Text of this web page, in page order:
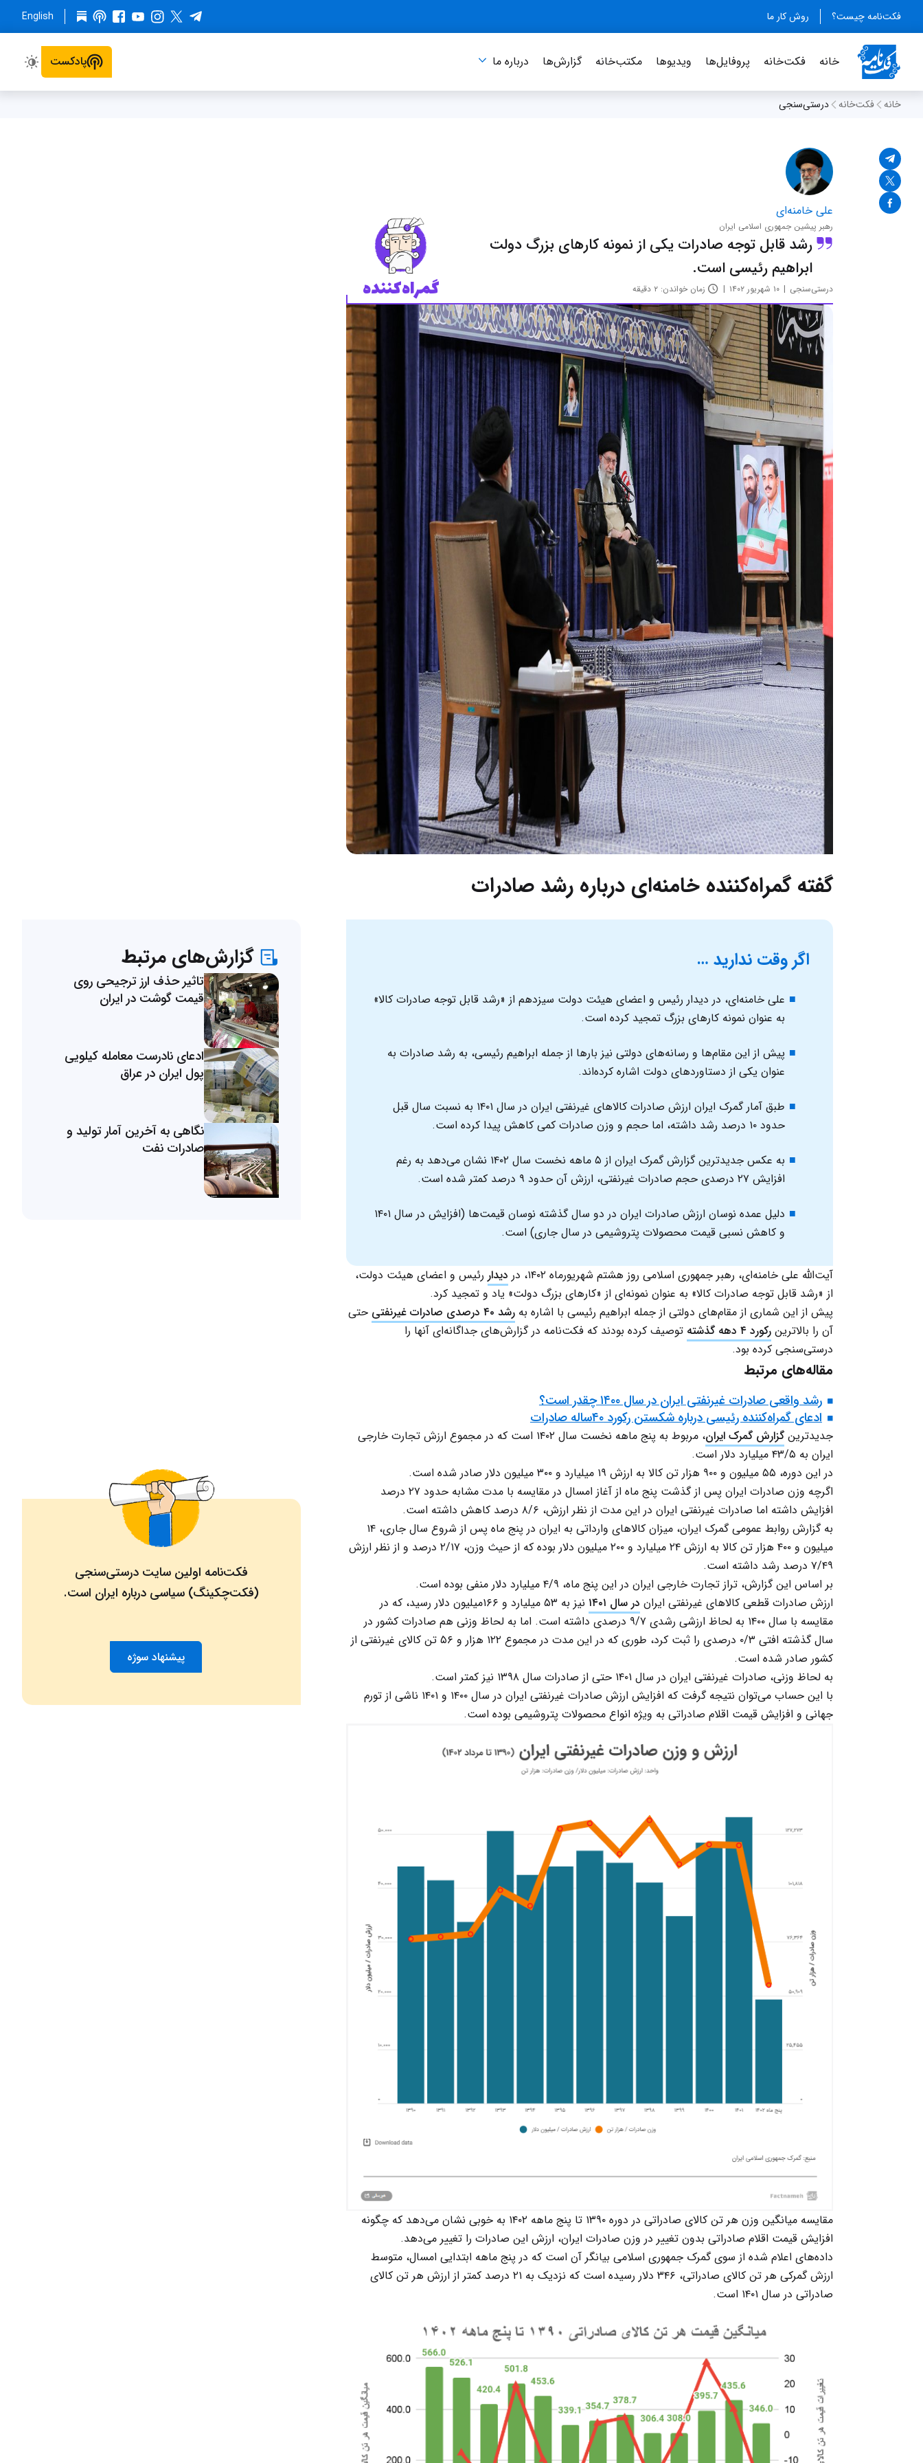
فکت‌نامه چیست؟ روش کار ما English
خانه فکت‌خانه پروفایل‌ها ویدیو‌ها مکتب‌خانه گزارش‌ها درباره‌ ما پادکست
خانه فکت‌خانه درستی‌سنجی
علی خامنه‌ای
رهبر پیشین جمهوری اسلامی ایران
رشد قابل توجه صادرات یکی از نمونه‌ کارهای بزرگ دولت
ابراهیم رئیسی است.
درستی‌سنجی ۱۰ شهریور ۱۴۰۲ زمان خواندن: ۲ دقیقه گمراه‌کننده
گفته گمراه‌کننده خامنه‌ای درباره رشد صادرات
اگر وقت ندارید …
علی خامنه‌ای، در دیدار رئیس‌ و اعضای هیئت دولت سیزدهم از «رشد قابل توجه صادرات کالا»
به عنوان نمونه کارهای بزرگ تمجید کرده است.
پیش از این مقام‌ها و رسانه‌های دولتی نیز بارها از جمله ابراهیم رئیسی، به رشد صادرات به
عنوان یکی از دستاوردهای دولت اشاره کرده‌اند.
طبق آمار گمرک ایران ارزش صادرات کالاهای غیرنفتی ایران در سال ۱۴۰۱ به نسبت سال قبل
حدود ۱۰ درصد رشد داشته، اما حجم و وزن صادرات کمی کاهش پیدا کرده است.
به عکس جدیدترین گزارش گمرک ایران از ۵ ماهه نخست سال ۱۴۰۲ نشان می‌دهد به رغم
افزایش ۲۷ درصدی حجم صادرات غیرنفتی، ارزش آن حدود ۹ درصد کمتر شده است.
دلیل عمده نوسان ارزش صادرات ایران در دو سال گذشته نوسان قیمت‌ها (افزایش در سال ۱۴۰۱
و کاهش نسبی قیمت محصولات پتروشیمی در سال جاری) است.
آیت‌الله علی خامنه‌ای، رهبر جمهوری اسلامی روز هشتم شهریورماه ۱۴۰۲، در دیدار رئیس‌ و اعضای هیئت دولت،
از «رشد قابل توجه صادرات کالا» به عنوان نمونه‌ای از «کارهای بزرگ دولت» یاد و تمجید کرد.
پیش از این شماری از مقام‌های دولتی از جمله ابراهیم رئیسی با اشاره بهرشد ۴۰ درصدی صادرات غیرنفتی
حتی
آن را بالاترینرکورد ۴ دهه گذشته
توصیف کرده بودند که فکت‌نامه در گزارش‌های جداگانه‌ای آنها را
درستی‌سنجی کرده‌ بود.
مقاله‌های مرتبط
رشد واقعی صادرات غیرنفتی ایران در سال ۱۴۰۰ چقدر است؟‌
ادعای گمراه‌کننده رئیسی درباره شکستن رکورد ۴۰ساله صادرات
جدیدترینگزارش گمرک ایران
، مربوط به پنج ماهه نخست سال ۱۴۰۲ است که در مجموع ارزش تجارت خارجی
ایران به ۴۳/۵ میلیارد دلار است.
در این دوره، ۵۵ میلیون و ۹۰۰ هزار تن کالا به ارزش ۱۹ میلیارد و ۳۰۰ میلیون دلار صادر شده است.
اگرچه وزن صادرات ایران پس از گذشت پنج ماه از آغاز امسال در مقایسه با مدت مشابه حدود ۲۷ درصد
افزایش داشته اما صادرات غیرنفتی ایران در این مدت از نظر ارزش، ۸/۶ درصد کاهش داشته است.
به گزارش روابط عمومی گمرک ایران، میزان کالاهای وارداتی به ایران در پنج ماه پس از شروع سال جاری، ۱۴
میلیون و ۴۰۰ هزار تن کالا به ارزش ۲۴ میلیارد و ۲۰۰ میلیون دلار بوده که از حیث وزن، ۲/۱۷ درصد و از نظر ارزش
۷/۴۹ درصد رشد داشته است.
بر اساس این گزارش، تراز تجارت خارجی ایران در این پنج ماه، ۴/۹ میلیارد دلار منفی بوده است.
ارزش صادرات قطعی کالاهای غیرنفتی ایران در سال ۱۴۰۱
نیز به ۵۳ میلیارد و ۱۶۶میلیون دلار رسید، که در
مقایسه با سال ۱۴۰۰ به لحاظ ارزشی رشدی ۹/۷ درصدی داشته است. اما به لحاظ وزنی هم صادرات کشور در
سال گذشته افتی ۰/۳ درصدی را ثبت کرد، طوری که در این مدت در مجموع ۱۲۲ هزار و ۵۶ تن کالای غیرنفتی از
کشور صادر شده است.
به لحاظ وزنی، صادرات غیرنفتی ایران در سال ۱۴۰۱ حتی از صادرات سال ۱۳۹۸ نیز کمتر است.
با این حساب می‌توان نتیجه گرفت که افزایش ارزش صادرات غیرنفتی ایران در سال ۱۴۰۰ و ۱۴۰۱ ناشی از تورم
جهانی و افزایش قیمت اقلام صادراتی به ویژه انواع محصولات پتروشیمی بوده است.
مقایسه میانگین وزن هر تن کالای صادراتی در دوره ۱۳۹۰ تا پنج ماهه ۱۴۰۲ به خوبی نشان می‌دهد که چگونه
افزایش قیمت اقلام صادراتی بدون تغییر در وزن صادرات ایران، ارزش این صادرات را تغییر می‌دهد.
داده‌های اعلام شده از سوی گمرک جمهوری اسلامی بیانگر آن است که در پنج ماهه ابتدایی امسال، متوسط
ارزش گمرکی هر تن کالای صادراتی، ۳۴۶ دلار رسیده است که نزدیک به ۲۱ درصد کمتر از ارزش هر تن کالای
صادراتی در سال ۱۴۰۱ است.
گزارش‌های مرتبط
تاثیر حذف ارز ترجیحی روی
قیمت گوشت در ایران
ادعای نادرست معامله کیلویی
پول ایران در عراق
نگاهی به آخرین آمار تولید و
صادرات نفت
فکت‌نامه اولین سایت درستی‌سنجی
(فکت‌چکینگ) سیاسی درباره ایران است.
پیشنهاد سوژه